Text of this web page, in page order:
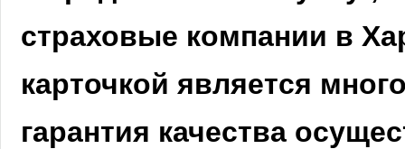
страховые компании в
карточкой является
гарантия качества